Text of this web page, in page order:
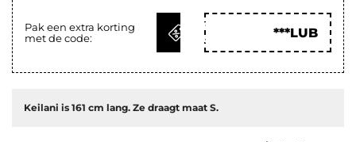
Pak een extra korting
met de code:
KRIJG
CODE
***LUB
Keilani is 161 cm lang. Ze draagt maat S.